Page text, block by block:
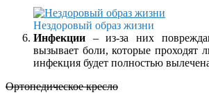
Нездоровый образ жизни
Инфекции – из-за них
вызывает боли, которые проходят
инфекция будет полностью
Ортопедическое кресло